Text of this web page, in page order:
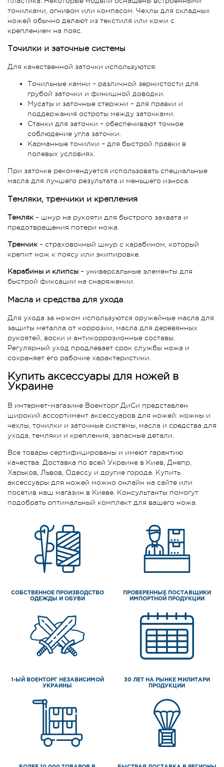
точилками, огнивом или компасом. Чехлы для складных
ножей обычно делают из текстиля или кожи с
креплением на пояс.
Точилки и заточные системы
Для качественной заточки используются:
Точильные камни – различной зернистости для
грубой заточки и финишной доводки.
Мусаты и заточные стержни – для правки и
поддержания остроты между заточками.
Станки для заточки – обеспечивают точное
соблюдение угла заточки.
Карманные точилки – для быстрой правки в
полевых условиях.
При заточке рекомендуется использовать специальные
масла для лучшего результата и меньшего износа.
Темляки, тренчики и крепления
Темляк – шнур на рукояти для быстрого захвата и
предотвращения потери ножа.
Тренчик – страховочный шнур с карабином, который
крепит нож к поясу или экипировке.
Карабины и клипсы – универсальные элементы для
быстрой фиксации на снаряжении.
Масла и средства для ухода
Для ухода за ножом используются оружейные масла для
защиты металла от коррозии, масла для деревянных
рукоятей, воски и антикоррозионные составы.
Регулярный уход продлевает срок службы ножа и
сохраняет его рабочие характеристики.
Купить аксессуары для ножей в
Украине
В интернет-магазине Военторг ДиСи представлен
широкий ассортимент аксессуаров для ножей: ножны и
чехлы, точилки и заточные системы, масла и средства для
ухода, темляки и крепления, запасные детали.
Все товары сертифицированы и имеют гарантию
качества. Доставка по всей Украине в Киев, Днепр,
Харьков, Львов, Одессу и другие города. Купить
аксессуары для ножей можно онлайн на сайте или
посетив наш магазин в Киеве. Консультанты помогут
подобрать оптимальный комплект для вашего ножа.
СОБСТВЕННОЕ ПРОИЗВОДСТВО
ОДЕЖДЫ И ОБУВИ
ПРОВЕРЕННЫЕ ПОСТАВЩИКИ
ИМПОРТНОЙ ПРОДУКЦИИ
1-ЫЙ ВОЕНТОРГ НЕЗАВИСИМОЙ
УКРАИНЫ
30 ЛЕТ НА РЫНКЕ МИЛИТАРИ
ПРОДУКЦИИ